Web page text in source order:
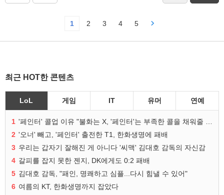
1 2 3 4 5
최근 HOT한 콘텐츠
LoL 게임 IT 유머 연예
1
2 '오너' 빼고, '페인터' 출전한 T1, 한화생명에 패배
3 우리는 갑자기 잘해진 게 아니다 '씨맥' 김대호 감독의 자신감
4 갈피를 잡지 못한 젠지, DK에게도 0:2 패배
5 김대호 감독, "패인, 명쾌하고 심플...다시 힘낼 수 있어"
6 여름의 KT, 한화생명까지 잡았다